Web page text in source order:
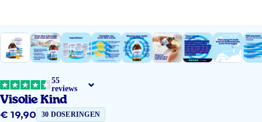
55
reviews
Visolie Kind
Normale
€ 19,90
30 DOSERINGEN